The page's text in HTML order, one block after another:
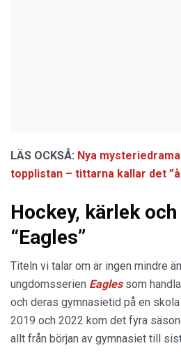
LÄS OCKSÅ: Nya
topplistan – tittarna kallar det
Hockey, kärlek
“Eagles”
Titeln vi talar om är ingen mindre
ungdomsserien Eaglessom
och deras gymnasietid på en
2019 och 2022 kom det fyra
allt från början av gymnasiet till